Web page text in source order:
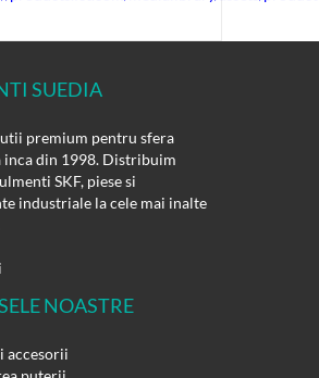
SUEDIA
premium pentru sfera
inca din 1998. Distribuim
SKF, piese si
industriale la cele mai inalte
NOASTRE
accesorii